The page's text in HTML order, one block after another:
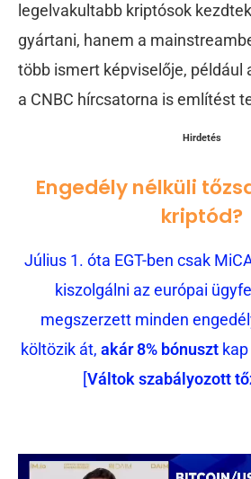
legelvakultabb kriptósok
gyártani, hanem a
több ismert képviselője, például
a CNBC hírcsatorna is említést
Hirdetés
Engedély nélküli
kriptód?
Július 1. óta EGT-ben csak
kiszolgálni az európai
megszerzett minden
költözik át, akár 8% bónusztkap
[Váltok szabályozott
Videólejátszó